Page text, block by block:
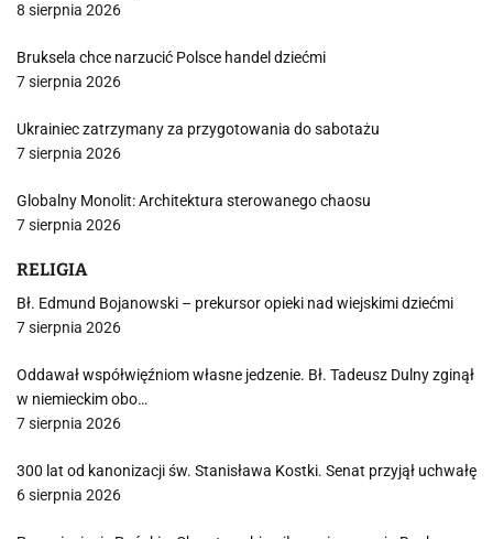
8 sierpnia 2026
Bruksela chce narzucić Polsce handel dziećmi
7 sierpnia 2026
Ukrainiec zatrzymany za przygotowania do sabotażu
7 sierpnia 2026
Globalny Monolit: Architektura sterowanego chaosu
7 sierpnia 2026
RELIGIA
Bł. Edmund Bojanowski – prekursor opieki nad wiejskimi dziećmi
7 sierpnia 2026
Oddawał współwięźniom własne jedzenie. Bł. Tadeusz Dulny zginął
w niemieckim obo…
7 sierpnia 2026
300 lat od kanonizacji św. Stanisława Kostki. Senat przyjął uchwałę
6 sierpnia 2026